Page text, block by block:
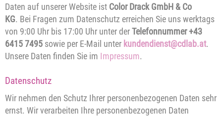
Daten auf unserer Website ist Color Drack GmbH & Co
KG. Bei Fragen zum Datenschutz erreichen Sie uns werktags
von 9:00 Uhr bis 17:00 Uhr unter derTelefonnummer +43
6415 7495 sowie per E-Mail unter kundendienst@cdlab.at.
Unsere Daten finden Sie im Impressum.
Datenschutz
Wir nehmen den Schutz Ihrer personenbezogenen Daten sehr
ernst. Wir verarbeiten Ihre personenbezogenen Daten